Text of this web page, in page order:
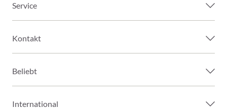
Service
Kontakt
Beliebt
International